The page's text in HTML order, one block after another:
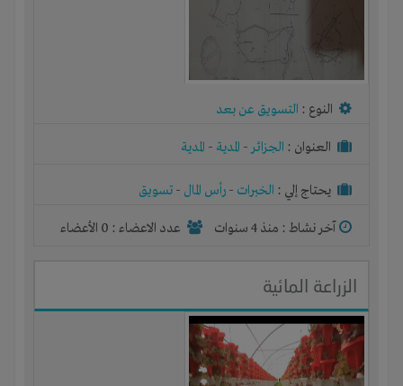
النوع : التسويق عن بعد
العنوان : الجزائر- المدية - المدية
يحتاج إلي : الخبرات - رأس المال - تسويق
آخر نشاط : منذ 4 سنوات عدد الاعضاء : 0 الأعضاء
الزراعة المائية